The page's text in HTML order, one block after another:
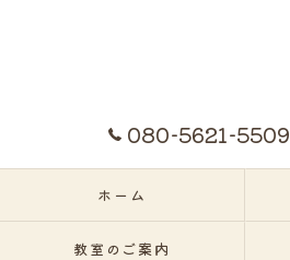
080-5621-5509
ホーム
教室のご案内